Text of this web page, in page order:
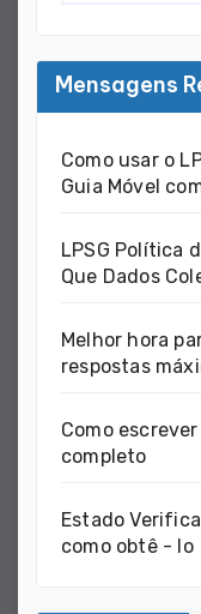
Mensagens
Como usar o
Guia Móvel
LPSG Política
Que Dados
Melhor hora
respostas
Como
completo
Estado
como obtê - lo